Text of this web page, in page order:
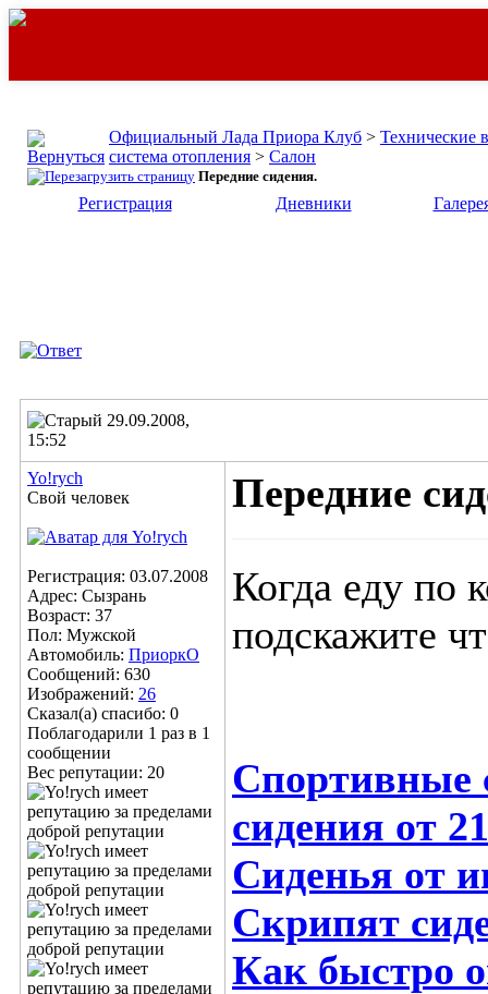
Официальный Лада Приора Клуб > Технические
система отопления > Салон
Передние сидения.
Регистрация Дневники
29.09.2008,
15:52
Yo!rych
Свой человек
Регистрация: 03.07.2008
Адрес: Сызрань
Возраст: 37
Пол: Мужской
Автомобиль: ПриоркО
Сообщений: 630
Изображений: 26
Сказал(а) спасибо: 0
Поблагодарили 1 раз в 1
сообщении
Вес репутации: 20
Передние
Когда еду по
подскажите
Спортивные
сидения от
Сиденья от
Скрипят
Как быстро